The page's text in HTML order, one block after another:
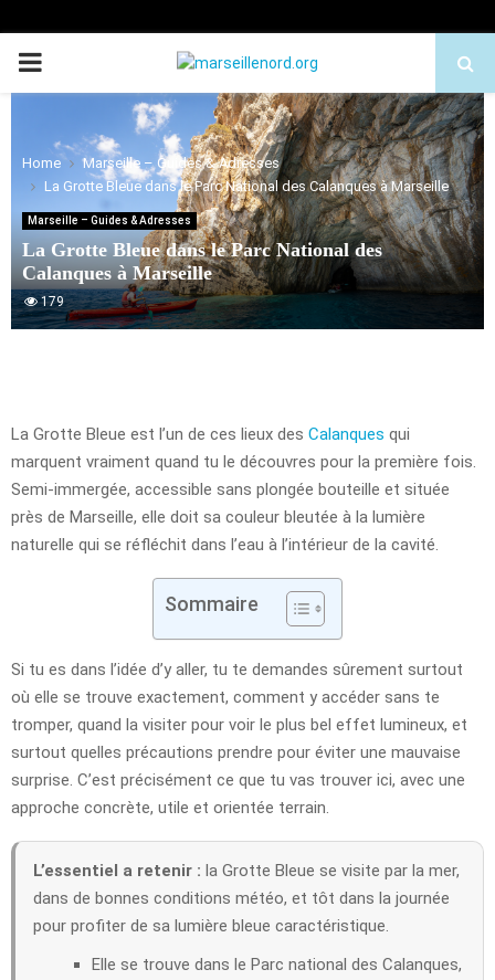
PRIMARY
Home
Marseille – Guides & Adresses
La Grotte Bleue dans le Parc National des Calanques à Marseille
Marseille – Guides & Adresses
La Grotte Bleue dans le Parc National des
Calanques à Marseille
179
La Grotte Bleue est l’un de ces lieux des Calanques qui
marquent vraiment quand tu le découvres pour la première fois.
Semi-immergée, accessible sans plongée bouteille et située
près de Marseille, elle doit sa couleur bleutée à la lumière
naturelle qui se réfléchit dans l’eau à l’intérieur de la cavité.
Sommaire
Si tu es dans l’idée d’y aller, tu te demandes sûrement surtout
où elle se trouve exactement, comment y accéder sans te
tromper, quand la visiter pour voir le plus bel effet lumineux, et
surtout quelles précautions prendre pour éviter une mauvaise
surprise. C’est précisément ce que tu vas trouver ici, avec une
approche concrète, utile et orientée terrain.
L’essentiel a retenir : la Grotte Bleue se visite par la mer,
dans de bonnes conditions météo, et tôt dans la journée
pour profiter de sa lumière bleue caractéristique.
Elle se trouve dans le Parc national des Calanques,